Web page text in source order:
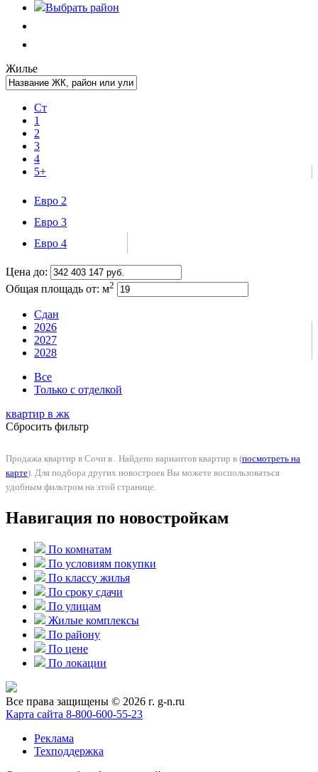
Выбрать район
Жилье
Ст
1
2
3
4
5+
Евро 2
Евро 3
Евро 4
Цена до:
Общая площадь от: м2
Сдан
2026
2027
2028
Все
Только с отделкой
квартир в жк
Сбросить фильтр
Продажа квартир в Сочи в . Найдено вариантов квартир в (посмотреть на
карте). Для подбора других новостроек Вы можете воспользоваться
удобным фильтром на этой странице.
Навигация по новостройкам
По комнатам
По условиям покупки
По классу жилья
По сроку сдачи
По улицам
Жилые комплексы
По району
По цене
По локации
Все права защищены © 2026 г. g-n.ru
Карта сайта 8-800-600-55-23
Реклама
Техподдержка